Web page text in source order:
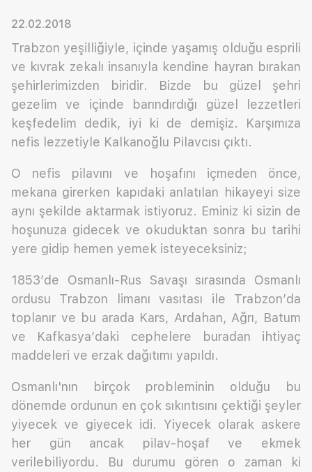
22.02.2018
Trabzon yeşilliğiyle, içinde yaşamış olduğu esprili
ve kıvrak zekalı insanıyla kendine hayran bırakan
şehirlerimizden biridir. Bizde bu güzel şehri
gezelim ve içinde barındırdığı güzel lezzetleri
keşfedelim dedik, iyi ki de demişiz. Karşımıza
nefis lezzetiyle Kalkanoğlu Pilavcısı çıktı.
O nefis pilavını ve hoşafını içmeden önce,
mekana girerken kapıdaki anlatılan hikayeyi size
aynı şekilde aktarmak istiyoruz. Eminiz ki sizin de
hoşunuza gidecek ve okuduktan sonra bu tarihi
yere gidip hemen yemek isteyeceksiniz;
1853’de Osmanlı-Rus Savaşı sırasında Osmanlı
ordusu Trabzon limanı vasıtası ile Trabzon’da
toplanır ve bu arada Kars, Ardahan, Ağrı, Batum
ve Kafkasya’daki cephelere buradan ihtiyaç
maddeleri ve erzak dağıtımı yapıldı.
Osmanlı'nın birçok probleminin olduğu bu
dönemde ordunun en çok sıkıntısını çektiği şeyler
yiyecek ve giyecek idi. Yiyecek olarak askere
her gün ancak pilav-hoşaf ve ekmek
verilebiliyordu. Bu durumu gören o zaman ki